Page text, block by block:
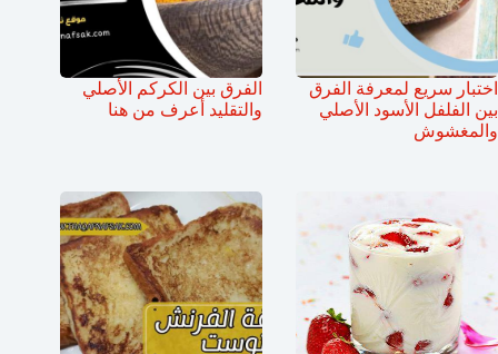
اختبار سريع لمعرفة الفرق
بين الفلفل الأسود الأصلي
والمغشوش
الفرق بين الكركم الأصلي
والتقليد أعرف من هنا